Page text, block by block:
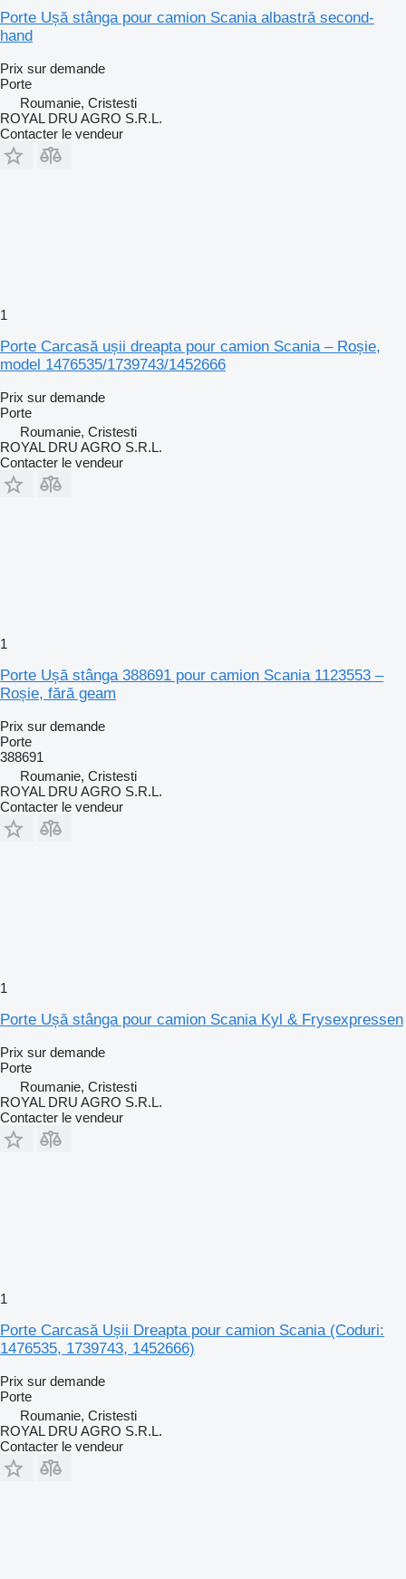
Porte Ușă stânga pour camion Scania albastră second-
hand
Prix sur demande
Porte
Roumanie, Cristesti
ROYAL DRU AGRO S.R.L.
Contacter le vendeur
1
Porte Carcasă ușii dreapta pour camion Scania – Roșie,
model 1476535/1739743/1452666
Prix sur demande
Porte
Roumanie, Cristesti
ROYAL DRU AGRO S.R.L.
Contacter le vendeur
1
Porte Ușă stânga 388691 pour camion Scania 1123553 –
Roșie, fără geam
Prix sur demande
Porte
388691
Roumanie, Cristesti
ROYAL DRU AGRO S.R.L.
Contacter le vendeur
1
Porte Ușă stânga pour camion Scania Kyl & Frysexpressen
Prix sur demande
Porte
Roumanie, Cristesti
ROYAL DRU AGRO S.R.L.
Contacter le vendeur
1
Porte Carcasă Ușii Dreapta pour camion Scania (Coduri:
1476535, 1739743, 1452666)
Prix sur demande
Porte
Roumanie, Cristesti
ROYAL DRU AGRO S.R.L.
Contacter le vendeur